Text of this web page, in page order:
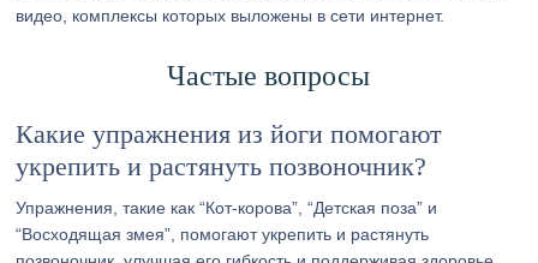
видео, комплексы которых выложены в сети интернет.
Частые вопросы
Какие упражнения из йоги помогают
укрепить и растянуть позвоночник?
Упражнения, такие как “Кот-корова”, “Детская поза” и
“Восходящая змея”, помогают укрепить и растянуть